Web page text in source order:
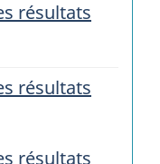
résultats
résultats
résultats